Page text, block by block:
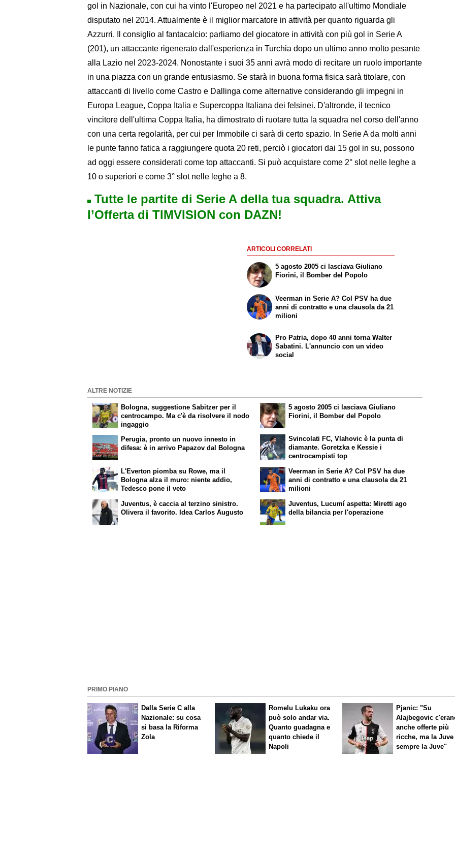
gol in Nazionale, con cui ha vinto l'Europeo nel 2021 e ha partecipato all'ultimo Mondiale
disputato nel 2014. Attualmente è il miglior marcatore in attività per quanto riguarda gli
Azzurri. Il consiglio al fantacalcio: parliamo del giocatore in attività con più gol in Serie A
(201), un attaccante rigenerato dall'esperienza in Turchia dopo un ultimo anno molto pesante
alla Lazio nel 2023-2024. Nonostante i suoi 35 anni avrà modo di recitare un ruolo importante
in una piazza con un grande entusiasmo. Se starà in buona forma fisica sarà titolare, con
attaccanti di livello come Castro e Dallinga come alternative considerando gli impegni in
Europa League, Coppa Italia e Supercoppa Italiana dei felsinei. D'altronde, il tecnico
vincitore dell'ultima Coppa Italia, ha dimostrato di ruotare tutta la squadra nel corso dell'anno
con una certa regolarità, per cui per Immobile ci sarà di certo spazio. In Serie A da molti anni
le punte fanno fatica a raggiungere quota 20 reti, perciò i giocatori dai 15 gol in su, possono
ad oggi essere considerati come top attaccanti. Si può acquistare come 2° slot nelle leghe a
10 o superiori e come 3° slot nelle leghe a 8.
Tutte le partite di Serie A della tua squadra. Attiva
l’Offerta di TIMVISION con DAZN!
ARTICOLI CORRELATI
5 agosto 2005 ci lasciava Giuliano
Fiorini, il Bomber del Popolo
Veerman in Serie A? Col PSV ha due
anni di contratto e una clausola da 21
milioni
Pro Patria, dopo 40 anni torna Walter
Sabatini. L'annuncio con un video
social
ALTRE NOTIZIE
Bologna, suggestione Sabitzer per il
centrocampo. Ma c'è da risolvere il nodo
ingaggio
Perugia, pronto un nuovo innesto in
difesa: è in arrivo Papazov dal Bologna
5 agosto 2005 ci lasciava Giuliano
Fiorini, il Bomber del Popolo
Svincolati FC, Vlahovic è la punta di
diamante. Goretzka e Kessie i
centrocampisti top
L'Everton piomba su Rowe, ma il
Bologna alza il muro: niente addio,
Tedesco pone il veto
Juventus, è caccia al terzino sinistro.
Olivera il favorito. Idea Carlos Augusto
Veerman in Serie A? Col PSV ha due
anni di contratto e una clausola da 21
milioni
Juventus, Lucumí aspetta: Miretti ago
della bilancia per l'operazione
PRIMO PIANO
Dalla Serie C alla
Nazionale: su cosa
si basa la Riforma
Zola
Romelu Lukaku ora
può solo andar via.
Quanto guadagna e
quanto chiede il
Napoli
Pjanic: "Su
Alajbegovic
anche offerte più
ricche, ma la Juve
sempre la Juve"